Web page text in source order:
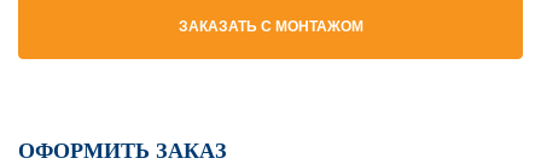
ЗАКАЗАТЬ С МОНТАЖОМ
ОФОРМИТЬ ЗАКАЗ